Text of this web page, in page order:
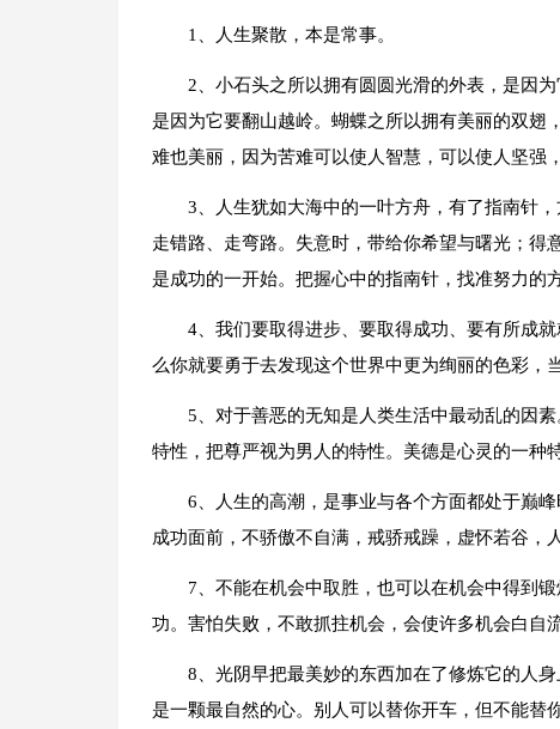
1、人生聚散，本是常事。
2、小石头之所以拥有圆圆光滑的外表，是因
是因为它要翻山越岭。蝴蝶之所以拥有美丽的双翅
难也美丽，因为苦难可以使人智慧，可以使人坚强
3、人生犹如大海中的一叶方舟，有了指南针
走错路、走弯路。失意时，带给你希望与曙光；得
是成功的一开始。把握心中的指南针，找准努力的
4、我们要取得进步、要取得成功、要有所成
么你就要勇于去发现这个世界中更为绚丽的色彩，
5、对于善恶的无知是人类生活中最动乱的因
特性，把尊严视为男人的特性。美德是心灵的一种
6、人生的高潮，是事业与各个方面都处于巅
成功面前，不骄傲不自满，戒骄戒躁，虚怀若谷，
7、不能在机会中取胜，也可以在机会中得到
功。害怕失败，不敢抓拄机会，会使许多机会白自流
8、光阴早把最美妙的东西加在了修炼它的人
是一颗最自然的心。别人可以替你开车，但不能替